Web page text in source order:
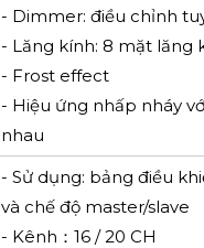
- Dimmer: điều chỉnh
- Lăng kính: 8 mặt lăng
- Frost effect
- Hiệu ứng nhấp nháy
nhau
- Sử dụng: bảng điều
và chế độ master/slave
- Kênh：16 / 20 CH